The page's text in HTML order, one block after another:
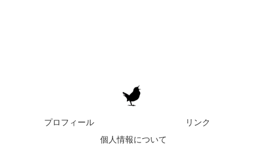
プロフィール
リンク
個人情報について